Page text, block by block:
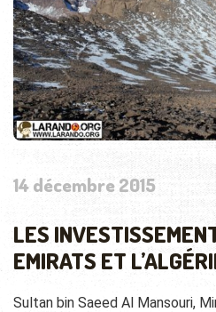
14 décembre 2015
LES
EMIRATS ET
Sultan bin Saeed Al Mansouri,